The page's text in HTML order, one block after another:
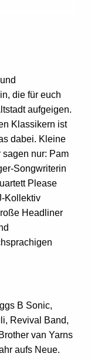
die für euch
aufgeigen.
Klassikern ist
dabei. Kleine
nur: Pam
Songwriterin
Please
Kollektiv
Headliner
B Sonic,
Revival Band,
van Yarns
aufs Neue.